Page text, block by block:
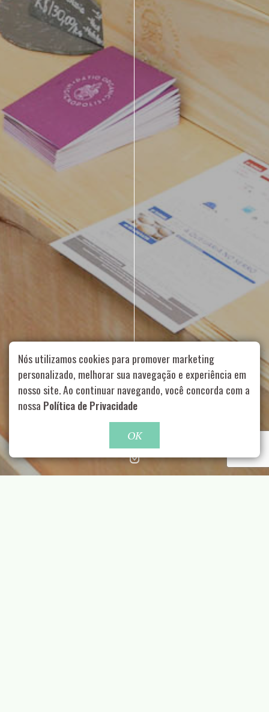
Rua Aurélia, 1714 – Vila Romana, São Paulo – SP | 55 11
99178-5848 | contato@nucleofood.com
Role para continar
Nós utilizamos cookies para promover marketing
personalizado, melhorar sua navegação e experiência em
nosso site. Ao continuar navegando, você concorda com a
nossa Política de Privacidade
OK